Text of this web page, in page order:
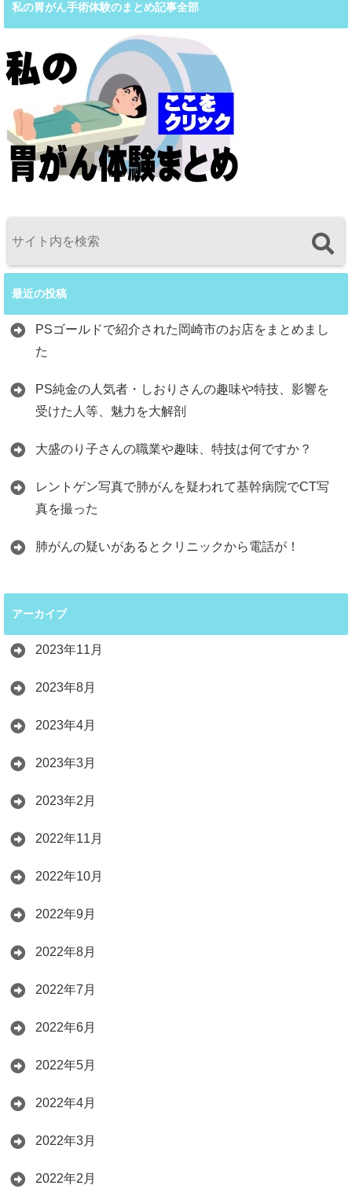
私の胃がん手術体験のまとめ記事全部
最近の投稿
PSゴールドで紹介された岡崎市のお店をまとめまし
た
PS純金の人気者・しおりさんの趣味や特技、影響を
受けた人等、魅力を大解剖
大盛のり子さんの職業や趣味、特技は何ですか？
レントゲン写真で肺がんを疑われて基幹病院でCT写
真を撮った
肺がんの疑いがあるとクリニックから電話が！
アーカイブ
2023年11月
2023年8月
2023年4月
2023年3月
2023年2月
2022年11月
2022年10月
2022年9月
2022年8月
2022年7月
2022年6月
2022年5月
2022年4月
2022年3月
2022年2月